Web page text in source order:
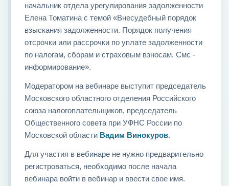
начальник отдела урегулирования задолженности
Елена Томатина с темой «Внесудебный порядок
взыскания задолженности. Порядок получения
отсрочки или рассрочки по уплате задолженности
по налогам, сборам и страховым взносам. Смс -
информирование».
Модератором на вебинаре выступит председатель
Московского областного отделения Российского
союза налогоплательщиков, председатель
Общественного совета при УФНС России по
Московской области Вадим Винокуров.
Для участия в вебинаре не нужно предварительно
регистроваться, необходимо после начала
вебинара войти в вебинар и ввести свое имя.